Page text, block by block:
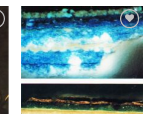
Aggiungi
alla lista
dei
desideri